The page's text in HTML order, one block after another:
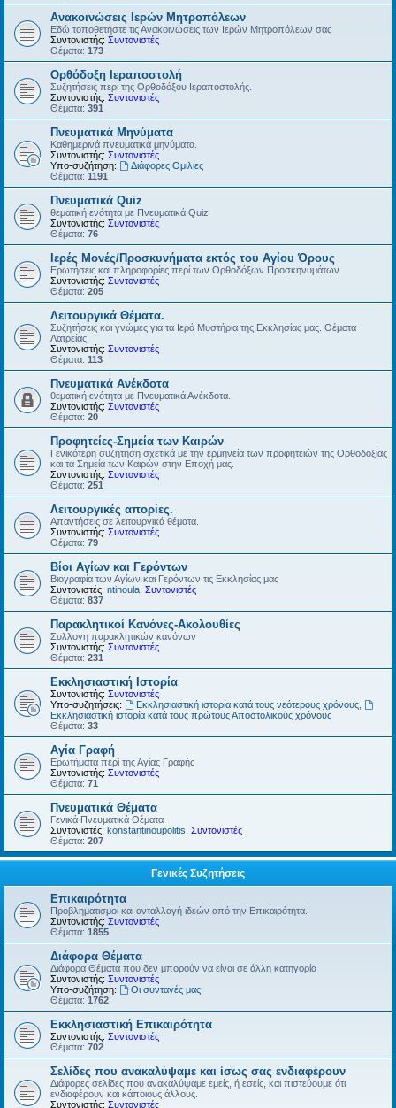
Ανακοινώσεις Ιερών Μητροπόλεων
Εδώ τοποθετήστε τις Ανακοινώσεις των Ιερών Μητροπόλεων σας
Συντονιστής: Συντονιστές
Θέματα: 173
Ορθόδοξη Ιεραποστολή
Συζητήσεις περί της Ορθοδόξου Ιεραποστολής.
Συντονιστής: Συντονιστές
Θέματα: 391
Πνευματικά Μηνύματα
Καθημερινά πνευματικά μηνύματα.
Συντονιστής: Συντονιστές
Υπο-συζήτηση:
Διάφορες Ομιλίες
Θέματα: 1191
Πνευματικά Quiz
θεματική ενότητα με Πνευματικά Quiz
Συντονιστής: Συντονιστές
Θέματα: 76
Ιερές Μονές/Προσκυνήματα εκτός του Αγίου Όρους
Ερωτήσεις και πληροφορίες περί των Ορθοδόξων Προσκηνυμάτων
Συντονιστής: Συντονιστές
Θέματα: 205
Λειτουργικά Θέματα.
Συζητήσεις και γνώμες για τα Ιερά Μυστήρια της Εκκλησίας μας. Θέματα
Λατρείας.
Συντονιστής: Συντονιστές
Θέματα: 113
Πνευματικά Ανέκδοτα
θεματική ενότητα με Πνευματικά Ανέκδοτα.
Συντονιστής: Συντονιστές
Θέματα: 20
Προφητείες-Σημεία των Καιρών
Γενικότερη συζήτηση σχετικά με την ερμηνεία των προφητειών της Ορθοδοξίας
και τα Σημεία των Καιρών στην Εποχή μας.
Συντονιστής: Συντονιστές
Θέματα: 251
Λειτουργικές απορίες.
Απαντήσεις σε λειτουργικά θέματα.
Συντονιστής: Συντονιστές
Θέματα: 79
Βίοι Αγίων και Γερόντων
Βιογραφία των Αγίων και Γερόντων τις Εκκλησίας μας
Συντονιστές: ntinoula Συντονιστές
Θέματα: 837
Παρακλητικοί Κανόνες-Ακολουθίες
Συλλογη παρακλητικών κανόνων
Συντονιστής: Συντονιστές
Θέματα: 231
Εκκλησιαστική Ιστορία
Συντονιστής: Συντονιστές
Υπο-συζητήσεις:
Εκκλησιαστική ιστορία κατά τους νεότερους χρόνους,
Εκκλησιαστική ιστορία κατά τους πρώτους Αποστολικούς χρόνους
Θέματα: 33
Αγία Γραφή
Ερωτήματα περί της Αγίας Γραφής
Συντονιστής: Συντονιστές
Θέματα: 71
Πνευματικά Θέματα
Γενικά Πνευματικά Θέματα
Συντονιστές: konstantinoupolitis Συντονιστές
Θέματα: 207
Γενικές Συζητήσεις
Επικαιρότητα
Προβληματισμοί και ανταλλαγή ιδεών από την Επικαιρότητα.
Συντονιστής: Συντονιστές
Θέματα: 1855
Διάφορα Θέματα
Διάφορα Θέματα που δεν μπορούν να είναι σε άλλη κατηγορία
Συντονιστής: Συντονιστές
Υπο-συζήτηση:
Οι συνταγές μας
Θέματα: 1762
Εκκλησιαστική Επικαιρότητα
Συντονιστής: Συντονιστές
Θέματα: 702
Σελίδες που ανακαλύψαμε και ίσως σας ενδιαφέρουν
Διάφορες σελίδες που ανακαλύψαμε εμείς, ή εσείς, και πιστεύουμε ότι
ενδιαφέρουν και κάποιους άλλους.
Συντονιστής: Συντονιστές